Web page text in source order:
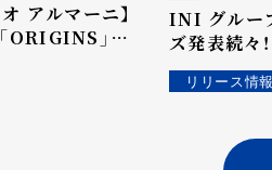
アルマーニ】
ORIGINS」コ
」スペシ
訳はメンバー
INI グルー
ズ発表続々
日(水)リリ
ータイトル
リリース情報